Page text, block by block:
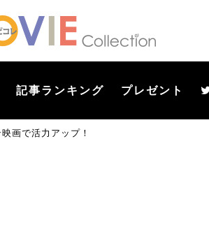
記事ランキング プレゼント
画で活力アップ！